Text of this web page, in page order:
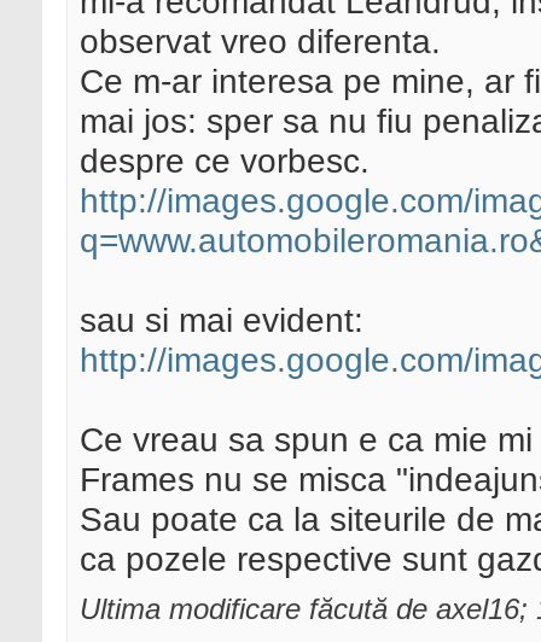
d warranty of
MERCHANTABILITY or
SE. See the
GNU General Public
You should have
l Public License
along with this
Foundation, Inc., 59
ton, MA 02111-1307
*/
/* Changelog
* Fri Jan 26 2007 -
- The is_preview()
t is used in the
- Updated plugin
* Wed Nov 1 2006 -
observat vreo diferenta.
Ce m-ar interesa pe mine, ar
mai jos: sper sa nu fiu
despre ce vorbesc.
http://images.google.com/
sau si mai evident:
http://images.google.com/
Ce vreau sa spun e ca mie
Frames nu se misca
Sau poate ca la siteurile de
ca pozele respective sunt
Ultima modificare făcută de